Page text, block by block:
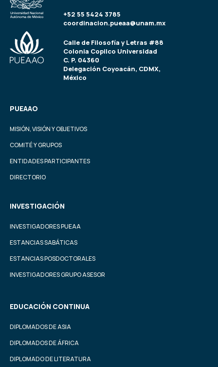
+52 55 5424 3785
coordinacion.pueaa@unam.mx
Calle de Filosofía y Letras #88
Colonia Copilco Universidad
C. P. 04360
Delegación Coyoacán, CDMX,
México
PUEAAO
MISIÓN, VISIÓN Y OBJETIVOS
COMITÉ Y GRUPOS
ENTIDADES PARTICIPANTES
DIRECTORIO
INVESTIGACIÓN
INVESTIGADORES PUEAA
ESTANCIAS SABÁTICAS
ESTANCIAS POSDOCTORALES
INVESTIGADORES GRUPO ASESOR
EDUCACIÓN CONTINUA
DIPLOMADOS DE ASIA
DIPLOMADOS DE ÁFRICA
DIPLOMADO DE LITERATURA